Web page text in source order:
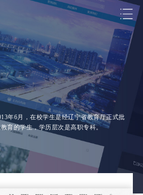
年6月，在校学生是经辽宁省教育厅正式批
育的学生，学历层次是高职专科。